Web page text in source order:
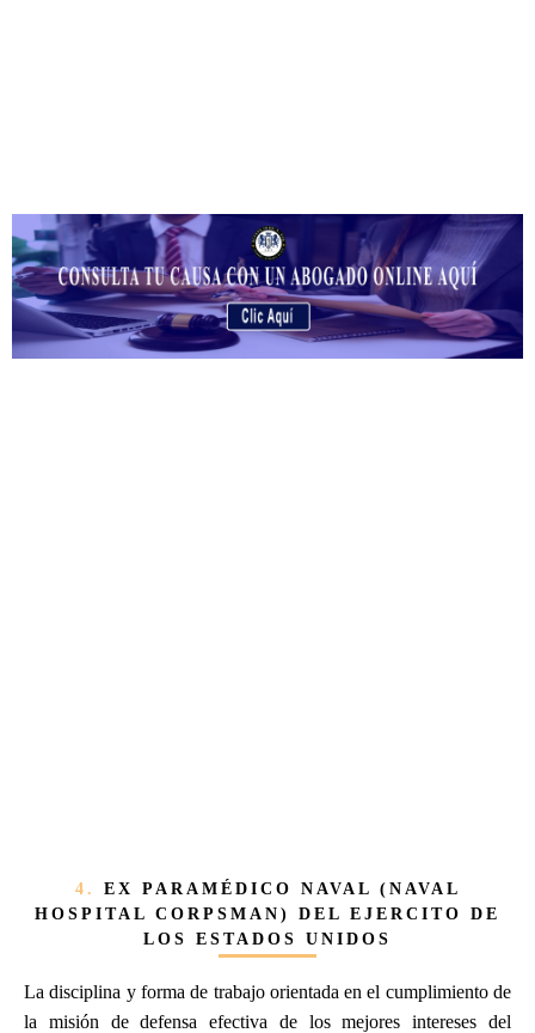
4. EX PARAMÉDICO NAVAL (NAVAL
HOSPITAL CORPSMAN) DEL EJERCITO DE
LOS ESTADOS UNIDOS
La disciplina y forma de trabajo orientada en el cumplimiento de
la misión de defensa efectiva de los mejores intereses del